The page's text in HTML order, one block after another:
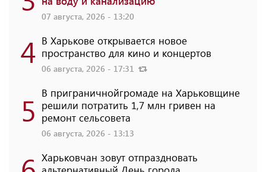
07 августа, 2026 - 13:20
4 В Харькове открывается новое
пространство для кино и концертов
06 августа, 2026 - 17:31
5 В приграничнойгромаде на Харьковщине
решили потратить 1,7 млн ​​гривен на
ремонт сельсовета
06 августа, 2026 - 13:13
Харьковчан зовут отпраздновать